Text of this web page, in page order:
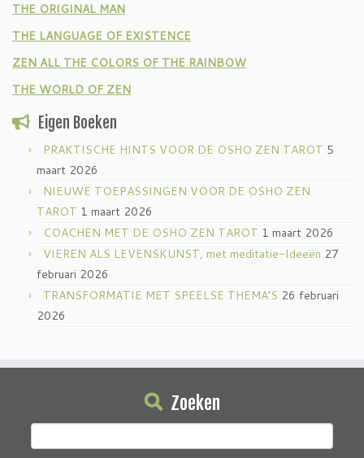
THE ORIGINAL MAN
THE LANGUAGE OF EXISTENCE
ZEN ALL THE COLORS OF THE RAINBOW
THE WORLD OF ZEN
Eigen Boeken
PRAKTISCHE HINTS VOOR DE OSHO ZEN TAROT 5
maart 2026
NIEUWE TOEPASSINGEN VOOR DE OSHO ZEN
TAROT 1 maart 2026
COACHEN MET DE OSHO ZEN TAROT 1 maart 2026
VIEREN ALS LEVENSKUNST, met meditatie-Ideeën 27
februari 2026
TRANSFORMATIE MET SPEELSE THEMA’S 26 februari
2026
Zoeken